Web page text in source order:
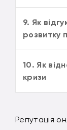
9. Як
розвитку
10. Як
кризи
Репутація